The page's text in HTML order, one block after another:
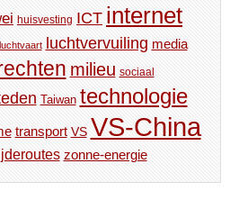
huisvesting ICT internet
luchtvaart luchtvervuiling media
milieu sociaal
Taiwan technologie
transport VS VS-China
zonne-energie